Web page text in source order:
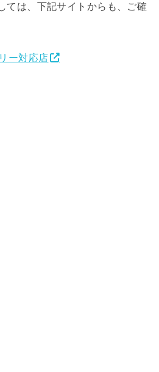
ては、下記サイトからも、ご確
ー対応店